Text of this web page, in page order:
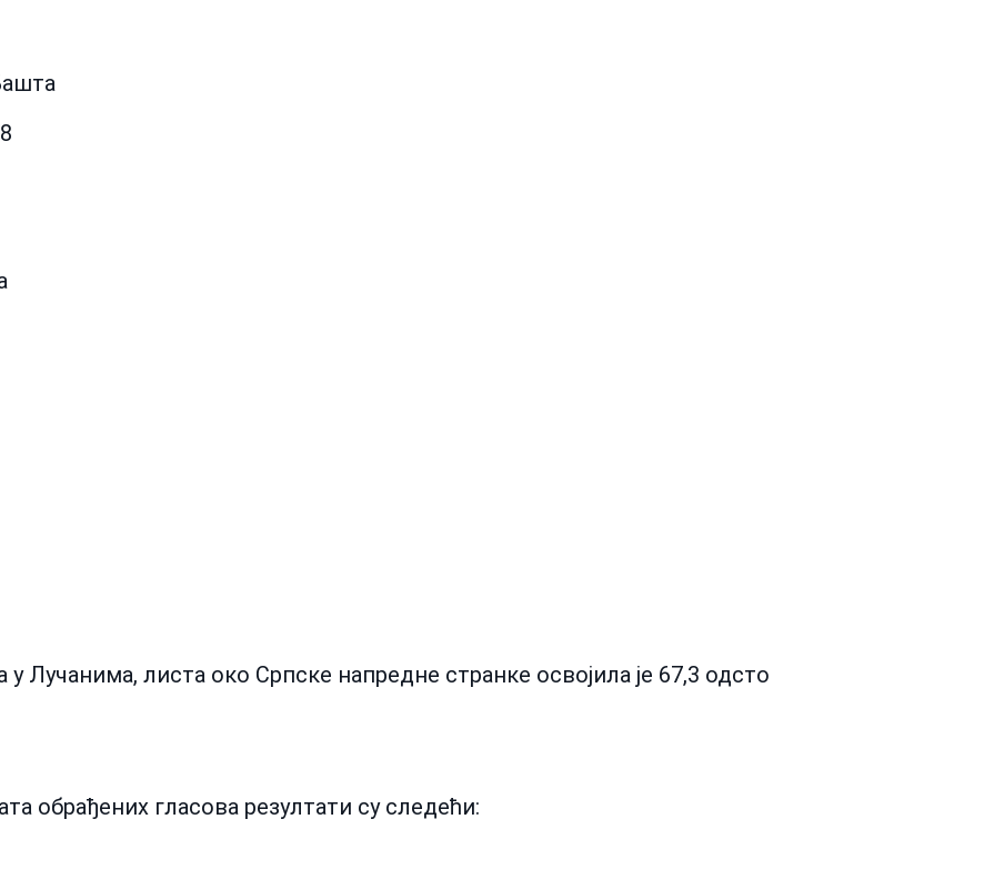
Лучанима, листа око Српске напредне странке освојила је 67,3 одсто
обрађених гласова резултати су следећи: